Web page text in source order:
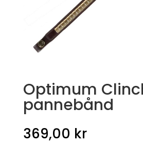
Optimum
pannebånd
369,00 kr